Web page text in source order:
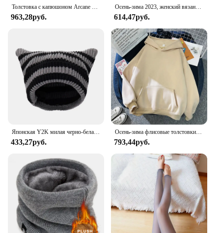
Толстовка с капюшоном Arcane Season 2, пуловер в стиле Харадзюку, топы, толстовка, подарок для фанатов, удобные теплые топы, толстовка, женская одежда
963,28руб.
Осень-зима 2023, женский вязаный складной свитер с длинными рукавами, водолазка в рубчик, мягкий теплый женский джемпер, пуловер, одежда
614,47руб.
Японская Y2K милая черно-белая полосатая шерстяная шапка с кошачьими ушками, женская осенне-зимняя теплая вязаная шапка-бини с маленьким дьяволом
433,27руб.
Осень-зима флисовые толстовки модные повседневные толстовки для мужчин и женщин Harajuku теплые пуловеры большого размера 11 цветов уличная одежда в стиле хип-хоп
793,44руб.